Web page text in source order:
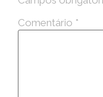
Comentário *